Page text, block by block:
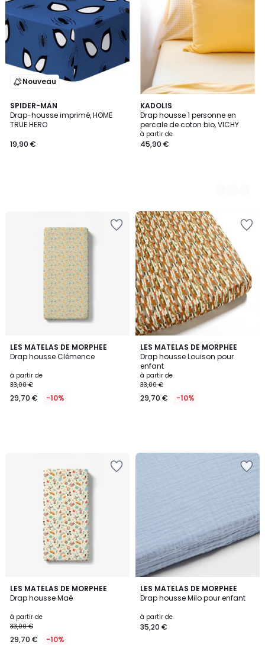
Nouveau
SPIDER-MAN
Drap-housse imprimé, HOME
TRUE HERO
19,90 €
KADOLIS
Drap housse 1 personne en
percale de coton bio, VICHY
à partir de
45,90 €
3
Couleurs
LES MATELAS DE MORPHEE
Drap housse Clémence
à partir de
33,00 €
29,70 € -10%
LES MATELAS DE MORPHEE
Drap housse Louison pour
enfant
à partir de
33,00 €
29,70 € -10%
LES MATELAS DE MORPHEE
Drap housse Maé
à partir de
33,00 €
29,70 € -10%
LES MATELAS DE MORPHEE
Drap housse Milo pour enfant
à partir de
35,20 €